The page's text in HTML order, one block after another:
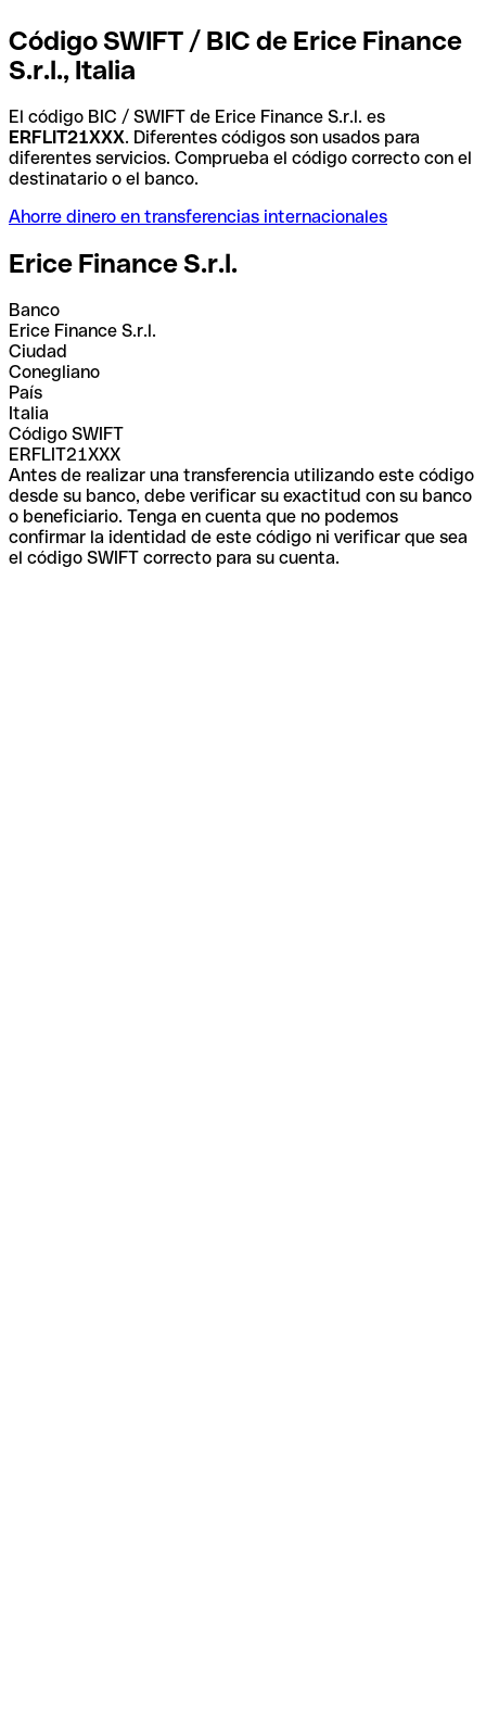
Código SWIFT / BIC de Erice Finance
S.r.l., Italia
El código BIC / SWIFT de Erice Finance S.r.l. es
ERFLIT21XXX. Diferentes códigos son usados para
diferentes servicios. Comprueba el código correcto con el
destinatario o el banco.
Ahorre dinero en transferencias internacionales
Erice Finance S.r.l.
Banco
Erice Finance S.r.l.
Ciudad
Conegliano
País
Italia
Código SWIFT
ERFLIT21XXX
Antes de realizar una transferencia utilizando este código
desde su banco, debe verificar su exactitud con su banco
o beneficiario. Tenga en cuenta que no podemos
confirmar la identidad de este código ni verificar que sea
el código SWIFT correcto para su cuenta.